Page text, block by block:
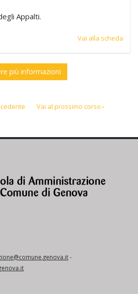
Appalti.
Vai alla scheda
più informazioni
Vai al prossimo corso ›
-